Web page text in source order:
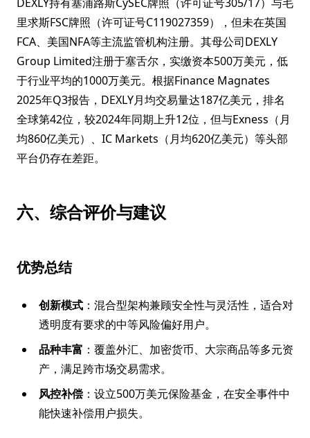
里求斯FSC牌照（许可证号C119027359），但未在英国
FCA、美国NFA等主流监管机构注册。其母公司DEXLY
Group Limited注册于塞舌尔，实缴资本500万美元，低
于行业平均的1000万美元。根据Finance Magnates
2025年Q3报告，DEXLY月均交易量达187亿美元，排名
全球第42位，较2024年同期上升12位，但与Exness（月
均860亿美元）、IC Markets（月均620亿美元）等头部
平台仍存在差距。
六、综合评价与建议
优势总结
创新模式 ：混合型架构兼顾安全性与灵活性，适合对
透明度有要求的中等风险偏好用户。
品种丰富 ：覆盖外汇、加密货币、大宗商品等多元资
产，满足跨市场交易需求。
风控补偿 ：设立500万美元保险基金，在安全事件中
能快速补偿用户损失。